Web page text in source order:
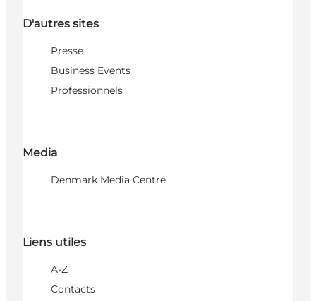
D'autres sites
Presse
Business Events
Professionnels
Media
Denmark Media Centre
Liens utiles
A-Z
Contacts